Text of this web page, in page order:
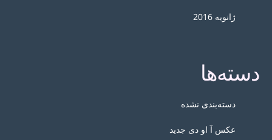
ژانویه 2016
دسته‌ها
دسته‌بندی نشده
عکس آ او دی جدید